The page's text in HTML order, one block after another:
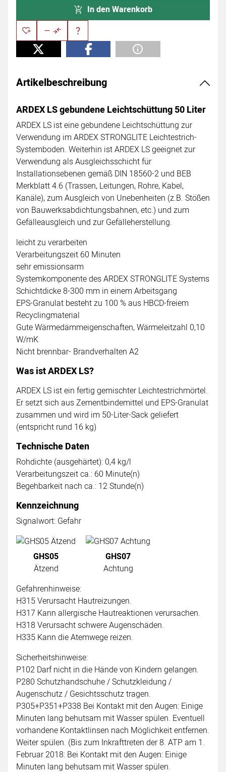
In den Warenkorb
Artikelbeschreibung
ARDEX LS gebundene Leichtschüttung 50 Liter
ARDEX LS ist eine gebundene Leichtschüttung zur
Verwendung im ARDEX STRONGLITE Leichtestrich-
Systemboden. Weiterhin ist ARDEX LS geeignet zur
Verwendung als Ausgleichsschicht für
Installationsebenen gemäß DIN 18560-2 und BEB
Merkblatt 4.6 (Trassen, Leitungen, Rohre, Kabel,
Kanäle), zum Ausgleich von Unebenheiten (z.B. Stößen
von Bauwerksabdichtungsbahnen, etc.) und zum
Gefälleausgleich und zur Gefälleherstellung.
leicht zu verarbeiten
Verarbeitungszeit 60 Minuten
sehr emissionsarm
Systemkomponente des ARDEX STRONGLITE Systems
Schichtdicke 8-300 mm in einem Arbeitsgang
EPS-Granulat besteht zu 100 % aus HBCD-freiem
Recyclingmaterial
Gute Wärmedämmeigenschaften, Wärmeleitzahl 0,10
W/mK
Nicht brennbar- Brandverhalten A2
Was ist ARDEX LS?
ARDEX LS ist ein fertig gemischter Leichtestrichmörtel.
Er setzt sich aus Zementbindemittel und EPS-Granulat
zusammen und wird im 50-Liter-Sack geliefert
(entspricht rund 16 kg)
Technische Daten
Rohdichte (ausgehärtet): 0,4 kg/l
Verarbeitungszeit ca.: 60 Minute(n)
Begehbarkeit nach ca.: 12 Stunde(n)
Kennzeichnung
Signalwort: Gefahr
GHS05
Ätzend
GHS07
Achtung
Gefahrenhinweise:
H315 Verursacht Hautreizungen.
H317 Kann allergische Hautreaktionen verursachen.
H318 Verursacht schwere Augenschäden.
H335 Kann die Atemwege reizen.
Sicherheitshinweise:
P102 Darf nicht in die Hände von Kindern gelangen.
P280 Schutzhandschuhe / Schutzkleidung /
Augenschutz / Gesichtsschutz tragen.
P305+P351+P338 Bei Kontakt mit den Augen: Einige
Minuten lang behutsam mit Wasser spülen. Eventuell
vorhandene Kontaktlinsen nach Möglichkeit entfernen.
Weiter spülen. (Bis zum Inkrafttreten der 8. ATP am 1.
Februar 2018: Bei Kontakt mit den Augen: Einige
Minuten lang behutsam mit Wasser spülen.